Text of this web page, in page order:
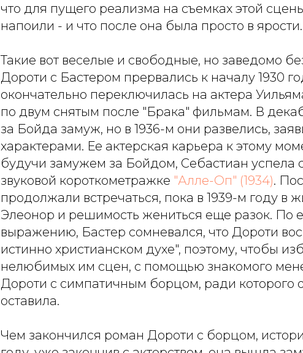
что для пущего реализма на съемках этой
напоили - и что после она была просто в ярости.
Такие вот веселые и свободные, но заведомо
Дороти с Бастером прервались к началу 1930
окончательно переключилась на актера
по двум снятым после "Брака" фильмам. В
за Бойда замуж, но в 1936-м они развелись,
характерами. Ее актерская карьера к этому
будучи замужем за Бойдом, Себастиан успела
звуковой короткометражке "Алле-Оп" (1934).
продолжали встречаться, пока в 1939-м году в
Элеонор и решимость жениться еще разок. По
выражению, Бастер сомневался, что Дороти
истинно христианском духе", поэтому, чтобы
нелюбимых им сцен, с помощью знакомого
Дороти с симпатичным борцом, ради которого
оставила.
Чем закончился роман Дороти с борцом,